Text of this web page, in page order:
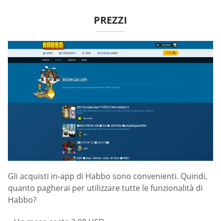
PREZZI
Gli acquisti in-app di Habbo sono convenienti. Quindi,
quanto pagherai per utilizzare tutte le funzionalità di
Habbo?